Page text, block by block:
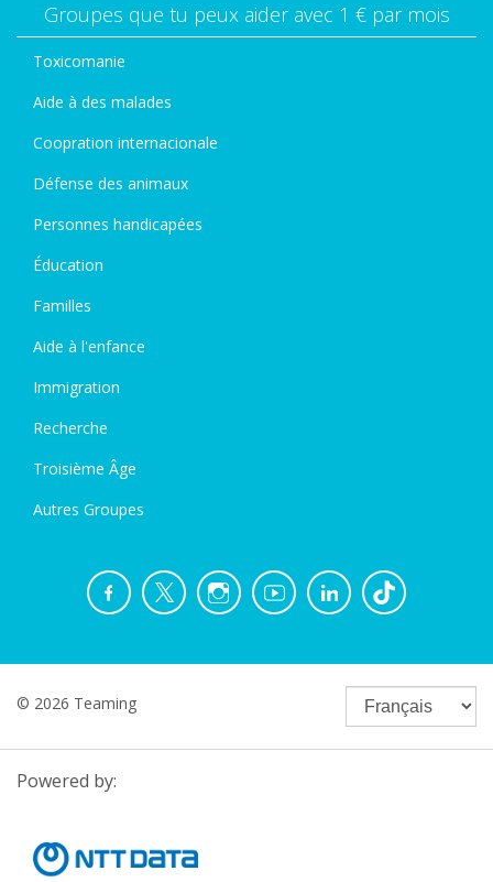
Groupes que tu peux aider avec 1 € par mois
Toxicomanie
Aide à des malades
Coopration internacionale
Défense des animaux
Personnes handicapées
Éducation
Familles
Aide à l'enfance
Immigration
Recherche
Troisième Âge
Autres Groupes
© 2026 Teaming
Powered by: